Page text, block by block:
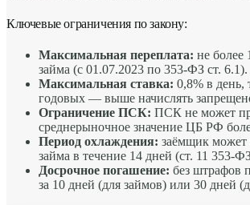
Ключевые ограничения по закону:
Максимальная переплата: не более
займа (с 01.07.2023 по 353-ФЗ ст. 6.1).
Максимальная ставка: 0,8% в день,
годовых — выше начислять
Ограничение ПСК: ПСК не может
среднерыночное значение ЦБ РФ
Период охлаждения: заёмщик может
займа в течение 14 дней (ст. 11 353-
Досрочное погашение: без штрафов
за 10 дней (для займов) или 30 дней